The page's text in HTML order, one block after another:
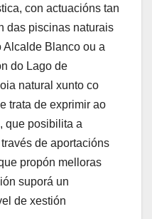
con actuacións tan
das piscinas naturais
Blanco ou a
do Lago de
natural xunto co
trata de exprimir ao
que posibilita a
de aportacións
propón melloras
suporá un
de xestión